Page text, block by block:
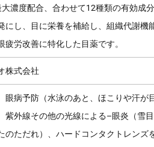
濃度配合、合わせて12種類の有効成
にし、目に栄養を補給し、組織代謝機
疲労改善に特化した目薬です。
株式会社
眼病予防（水泳のあと、ほこりや汗が
紫外線その他の光線による–眼炎（雪
のただれ）、ハードコンタクトレンズ